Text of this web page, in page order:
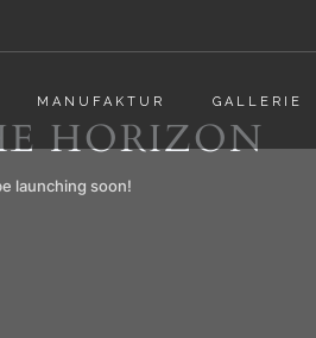
MANUFAKTUR GALLERIE
HORIZON
launching soon!